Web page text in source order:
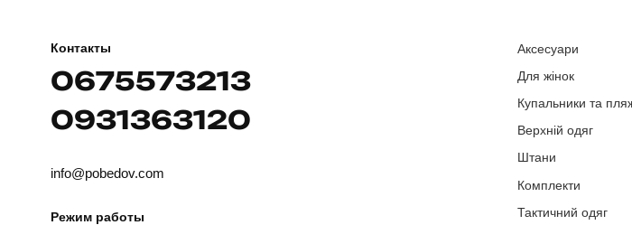
Контакты
0675573213
0931363120
info@pobedov.com
Режим работы
Аксесуари
Для жінок
Купальники та
Верхній одяг
Штани
Комплекти
Тактичний одяг